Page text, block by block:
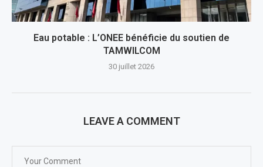
Eau potable : L’ONEE bénéficie du soutien de
TAMWILCOM
30 juillet 2026
LEAVE A COMMENT